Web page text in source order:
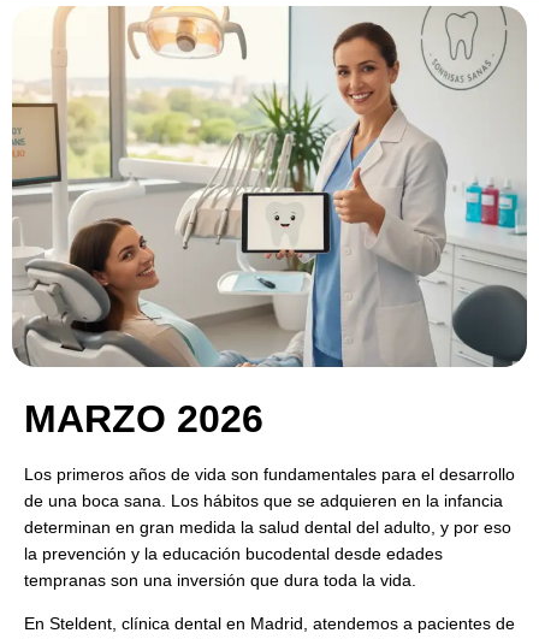
MARZO 2026
Los primeros años de vida son fundamentales para el desarrollo
de una boca sana. Los hábitos que se adquieren en la infancia
determinan en gran medida la salud dental del adulto, y por eso
la prevención y la educación bucodental desde edades
tempranas son una inversión que dura toda la vida.
En Steldent, clínica dental en Madrid, atendemos a pacientes de